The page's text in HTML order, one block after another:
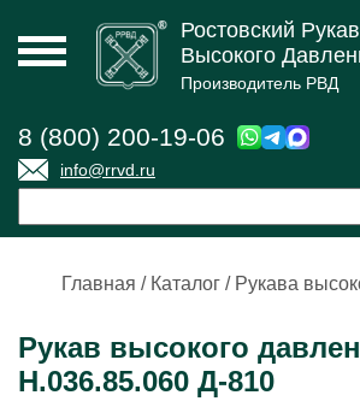
Ростовский Рукав
Высокого
Производитель РВД
8 (800) 200-19-06
info@rrvd.ru
Главная / Каталог / Рукава
Рукав высокого
Н.036.85.060 Д-810